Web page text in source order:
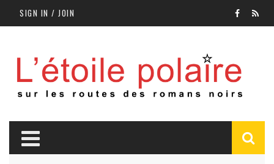
SIGN IN / JOIN